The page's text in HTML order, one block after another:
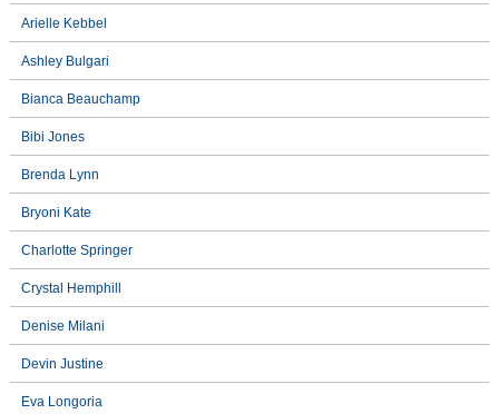
Arielle Kebbel
Ashley Bulgari
Bianca Beauchamp
Bibi Jones
Brenda Lynn
Bryoni Kate
Charlotte Springer
Crystal Hemphill
Denise Milani
Devin Justine
Eva Longoria